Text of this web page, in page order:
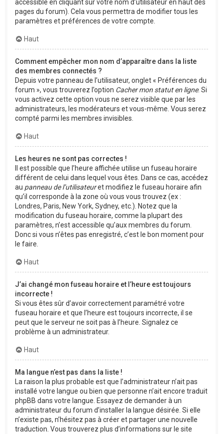
accessible en cliquant sur votre nom d’utilisateur en haut des
pages du forum). Cela vous permettra de modifier tous les
paramètres et préférences de votre compte.
Haut
Comment empêcher mon nom d’apparaître dans la liste
des membres connectés ?
Depuis votre panneau de l’utilisateur, onglet « Préférences du
forum », vous trouverez l’option Cacher mon statut en ligne. Si
vous activez cette option vous ne serez visible que par les
administrateurs, les modérateurs et vous-même. Vous serez
compté parmi les membres invisibles.
Haut
Les heures ne sont pas correctes !
Il est possible que l’heure affichée utilise un fuseau horaire
différent de celui dans lequel vous êtes. Dans ce cas, accédez
au panneau de l’utilisateuret modifiez le fuseau horaire afin
qu’il corresponde à la zone où vous vous trouvez (ex :
Londres, Paris, New York, Sydney, etc.). Notez que la
modification du fuseau horaire, comme la plupart des
paramètres, n’est accessible qu’aux membres du forum.
Donc si vous n’êtes pas enregistré, c’est le bon moment pour
le faire.
Haut
J’ai changé mon fuseau horaire et l’heure est toujours
incorrecte !
Si vous êtes sûr d’avoir correctement paramétré votre
fuseau horaire et que l’heure est toujours incorrecte, il se
peut que le serveur ne soit pas à l’heure. Signalez ce
problème à un administrateur.
Haut
Ma langue n’est pas dans la liste !
La raison la plus probable est que l’administrateur n’ait pas
installé votre langue ou bien que personne n’ait encore traduit
phpBB dans votre langue. Essayez de demander à un
administrateur du forum d’installer la langue désirée. Si elle
n’existe pas, n’hésitez pas à créer et partager une nouvelle
traduction. Vous trouverez plus d’informations sur le site